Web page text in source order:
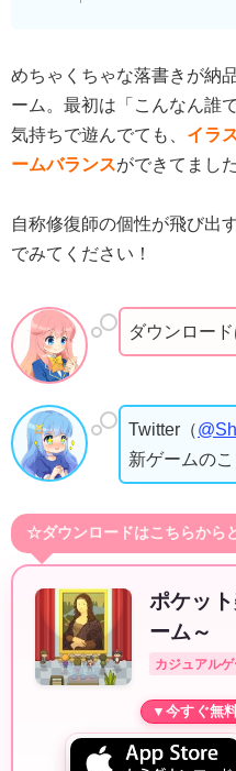
めちゃくちゃな落書きが納
ーム。最初は「こんなん誰
気持ちで遊んでても、 イラ
ームバランスができてました
自称修復師の個性が飛び出
でみてください！
ダウンロー
Twitter（
新ゲームの
☆ダウンロードはこちらから
ポケッ
ーム～
カジュアルゲ